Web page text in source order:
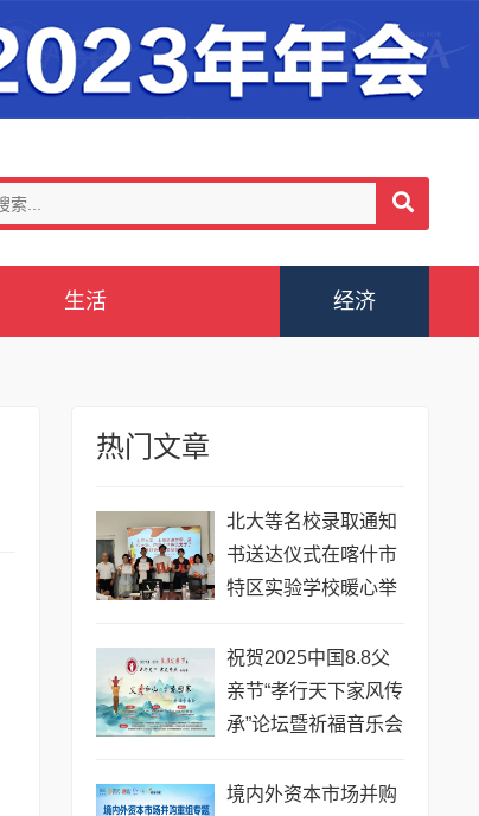
生活 经济
热门文章
北大等名校录取通知
书送达仪式在喀什市
特区实验学校暖心举
祝贺2025中国8.8父
亲节“孝行天下家风传
承”论坛暨祈福音乐会
境内外资本市场并购